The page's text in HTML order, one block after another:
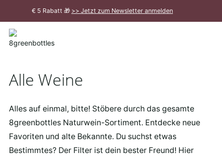
€ 5 Rabatt 🎁 >> Jetzt zum Newsletter anmelden
Meldung
Alle Weine
Alles auf einmal, bitte! Stöbere durch das gesamte
8greenbottles Naturwein-Sortiment. Entdecke neue
Favoriten und alte Bekannte. Du suchst etwas
Bestimmtes? Der Filter ist dein bester Freund! Hier